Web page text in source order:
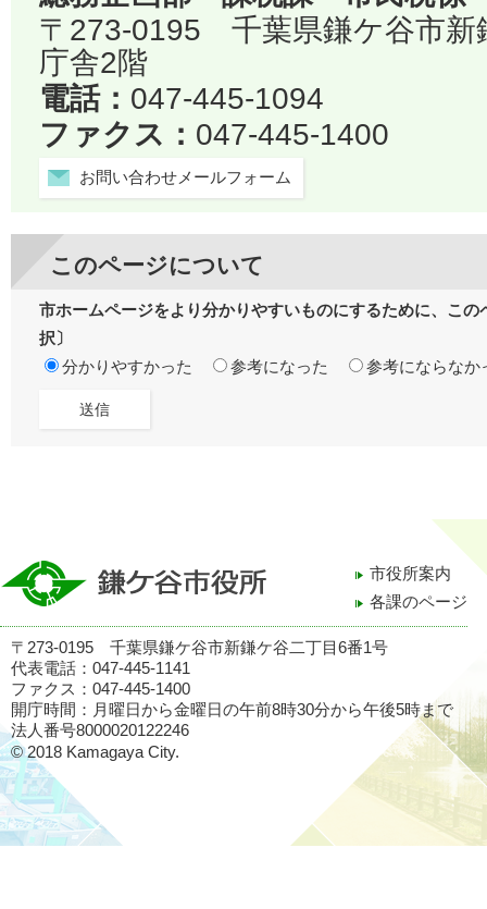
〒273-0195 千葉県鎌ケ谷市
庁舎2階
電話： 047-445-1094
ファクス： 047-445-1400
お問い合わせメールフォーム
このページについて
市ホームページをより分かりやすいものにするために、こ
択〕
分かりやすかった
参考になった 参考にならなか
市役所案内
各課のページ
〒273-0195 千葉県鎌ケ谷市新鎌ケ谷二丁目6番1号
代表電話：047-445-1141
ファクス：047-445-1400
開庁時間：月曜日から金曜日の午前8時30分から午後5時まで
法人番号8000020122246
© 2018 Kamagaya City.